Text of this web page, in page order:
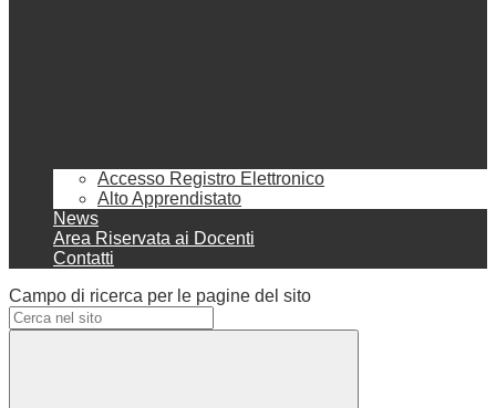
Accesso Registro Elettronico
Alto Apprendistato
News
Area Riservata ai Docenti
Contatti
Campo di ricerca per le pagine del sito